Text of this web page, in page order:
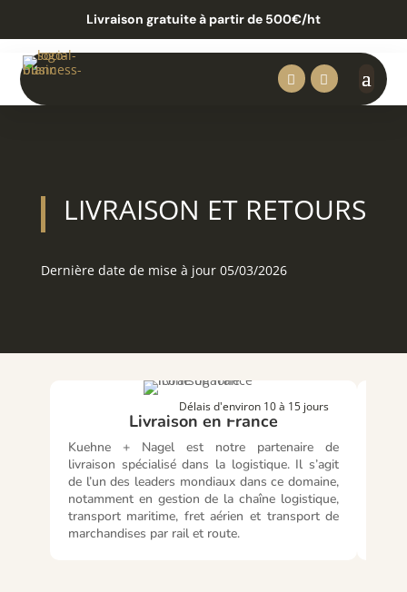
Livraison gratuite à partir de 500€/ht


LIVRAISON ET RETOURS
Dernière date de mise à jour 05/03/2026
Délais d'environ 10 à 15 jours
Livraison en France
Kuehne + Nagel est notre partenaire de
livraison spécialisé dans la logistique. Il s’agit
de l’un des leaders mondiaux dans ce domaine,
notamment en gestion de la chaîne logistique,
transport maritime, fret aérien et transport de
marchandises par rail et route.